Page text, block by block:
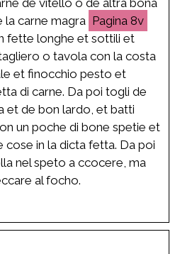
la carne magra
8v
fette longhe et sottili et
o tavola con la costa
et finocchio pesto et
di carne. Da poi togli de
et de bon lardo, et batti
un poche di bone spetie et
cose in la dicta fetta. Da poi
nel speto a ccocere, ma
al focho.